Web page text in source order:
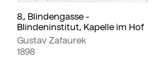
8., Blindengasse -
Blindeninstitut, Kapelle im Hof
Gustav Zafaurek
1898